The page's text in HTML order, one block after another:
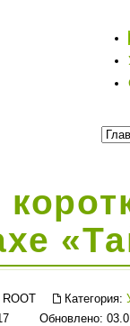
ROOT Категория:
Обновлено: